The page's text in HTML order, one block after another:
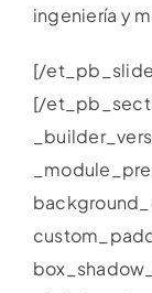
ingeniería y
[/
[/